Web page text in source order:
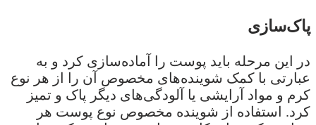
پاک‌سازی
در این مرحله باید پوست را آماده‌سازی کرد و به
عبارتی با کمک شوینده‌های مخصوص آن را از هر نوع
کرم و مواد آرایشی یا آلودگی‌های دیگر پاک و تمیز
کرد. استفاده از شوینده مخصوص نوع پوست هر